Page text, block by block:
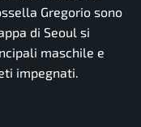
Gregorio sono
di Seoul si
maschile e
impegnati.